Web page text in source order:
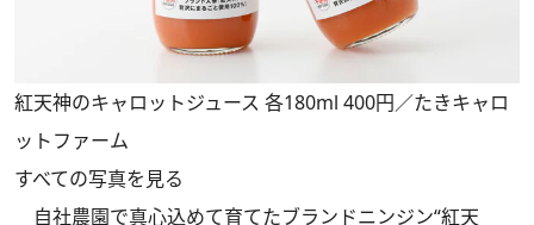
紅天神のキャロットジュース 各180ml 400円／たきキャロ
ットファーム
すべての写真を見る
自社農園で真心込めて育てたブランドニンジン“紅天